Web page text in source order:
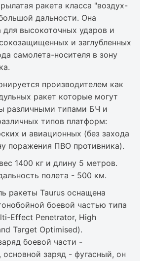
ракета класса "воздух-
дальности. Она
для высокоточных ударов и
и заглубленных
самолета-носителя в зону
производителем как
ракет которые могут
различными типами БЧ и
типов платформ:
и авиационных (без захода
поражения ПВО противника).
1400 кг и длину 5 метров.
полета - 500 км.
ракеты Taurus оснащена
боевой частью типа
Effect Penetrator, High
Target Optimised).
боевой части -
основной заряд - фугасный, он